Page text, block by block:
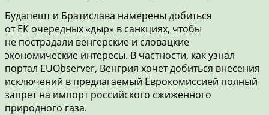
Будапешт и Братислава намерены добиться
от ЕК очередных «дыр» в санкциях, чтобы
не пострадали венгерские и словацкие
экономические интересы. В частности, как узнал
портал EUObserver, Венгрия хочет добиться внесения
исключений в предлагаемый Еврокомиссией полный
запрет на импорт российского сжиженного
природного газа.